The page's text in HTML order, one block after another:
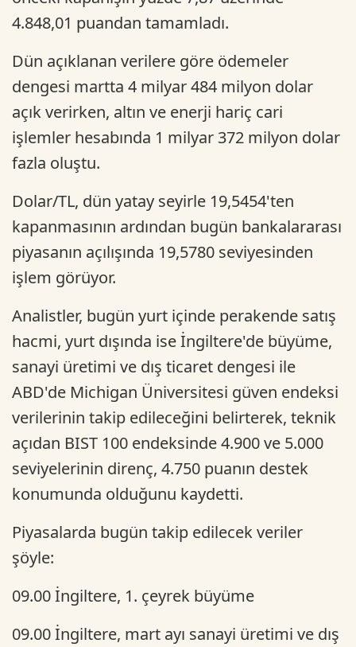
4.848,01 puandan tamamladı.
Dün açıklanan verilere göre ödemeler
dengesi martta 4 milyar 484 milyon dolar
açık verirken, altın ve enerji hariç cari
işlemler hesabında 1 milyar 372 milyon dolar
fazla oluştu.
Dolar/TL, dün yatay seyirle 19,5454'ten
kapanmasının ardından bugün bankalararası
piyasanın açılışında 19,5780 seviyesinden
işlem görüyor.
Analistler, bugün yurt içinde perakende satış
hacmi, yurt dışında ise İngiltere'de büyüme,
sanayi üretimi ve dış ticaret dengesi ile
ABD'de Michigan Üniversitesi güven endeksi
verilerinin takip edileceğini belirterek, teknik
açıdan BIST 100 endeksinde 4.900 ve 5.000
seviyelerinin direnç, 4.750 puanın destek
konumunda olduğunu kaydetti.
Piyasalarda bugün takip edilecek veriler
şöyle:
09.00 İngiltere, 1. çeyrek büyüme
09.00 İngiltere, mart ayı sanayi üretimi ve dış